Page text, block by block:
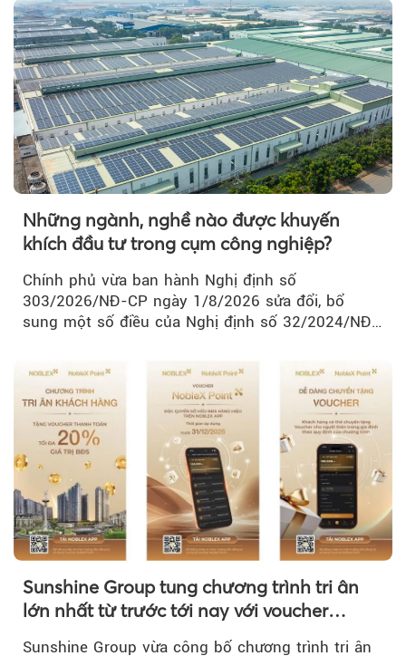
Những ngành, nghề nào được khuyến
khích đầu tư trong cụm công nghiệp?
Chính phủ vừa ban hành Nghị định số
303/2026/NĐ-CP ngày 1/8/2026 sửa đổi, bổ
sung một số điều của Nghị định số 32/2024/NĐ-
Sunshine Group tung chương trình tri ân
lớn nhất từ trước tới nay với voucher
NobleX Point cho khách hàng thân thiết
Sunshine Group vừa công bố chương trình tri ân